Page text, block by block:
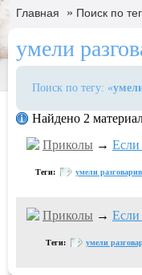
Главная » Поиск по
умели
Поиск по тегу: «
Найдено 2
Приколы → Если
Теги: умели
Приколы → Если
Теги: умели